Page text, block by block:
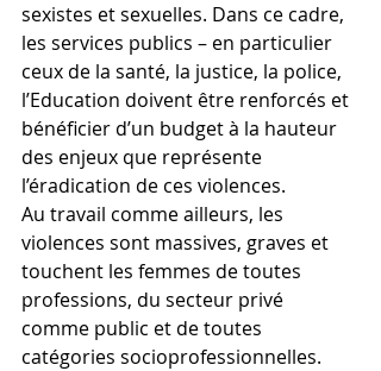
sexistes et sexuelles. Dans ce cadre,
les services publics – en particulier
ceux de la santé, la justice, la police,
l’Education doivent être renforcés et
bénéficier d’un budget à la hauteur
des enjeux que représente
l’éradication de ces violences.
Au travail comme ailleurs, les
violences sont massives, graves et
touchent les femmes de toutes
professions, du secteur privé
comme public et de toutes
catégories socioprofessionnelles.